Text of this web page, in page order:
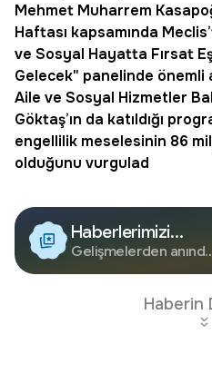
Mehmet Muharrem
Haftası kapsamında
ve Sosyal Hayatta Fırsat
Gelecek" panelinde önemli
Aile ve Sosyal Hizmetler
Göktaş’ın da katıldığı
engellilik meselesinin 86
olduğunu vurgulad
Haberlerimizi
Google'da Takip
Edin
Gelişmelerden anında
Haberin